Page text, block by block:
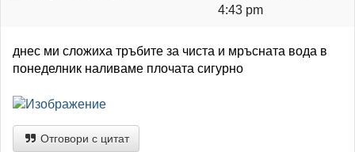
4:43 pm
днес ми сложиха тръбите за чиста и мръсната вода в
понеделник наливаме плочата сигурно
Отговори с цитат